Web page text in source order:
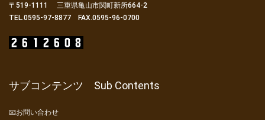
〒519-1111 三重県亀山市関町新所664-2
TEL.0595-97-8877 FAX.0595-96-0700
サブコンテンツ Sub Contents
📧お問い合わせ